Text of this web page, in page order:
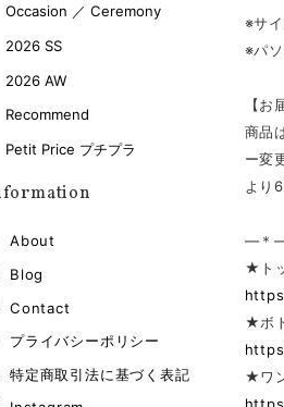
Occasion ／ Ceremony
2026 SS
2026 AW
Recommend
Petit Price プチプラ
About
Blog
Contact
プライバシーポリシー
特定商取引法に基づく表記
※サ
※パ
【お
商品
ー変
より
—＊
★ト
★ボ
★ワ